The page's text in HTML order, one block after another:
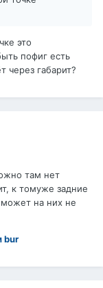
это
пофиг есть
через габарит?
там нет
к томуже задние
может на них не
bur